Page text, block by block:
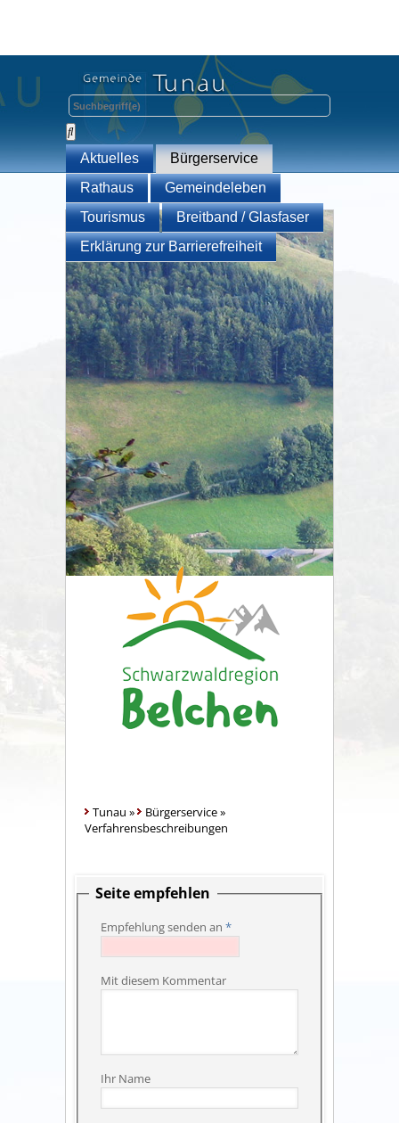
Aktuelles
Bürgerservice
Rathaus
Gemeindeleben
Tourismus
Breitband / Glasfaser
Erklärung zur Barrierefreiheit
Tunau » Bürgerservice»
Verfahrensbeschreibungen
Seite empfehlen
Empfehlung senden an *
Mit diesem Kommentar
Ihr Name